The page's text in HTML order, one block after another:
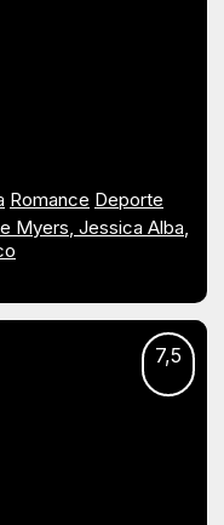
Romance Deporte
Myers Jessica Alba
7,5